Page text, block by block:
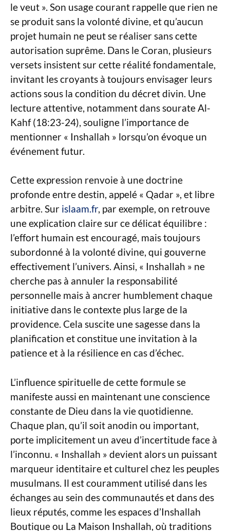
le veut ». Son usage courant rappelle que rien ne
se produit sans la volonté divine, et qu’aucun
projet humain ne peut se réaliser sans cette
autorisation suprême. Dans le Coran, plusieurs
versets insistent sur cette réalité fondamentale,
invitant les croyants à toujours envisager leurs
actions sous la condition du décret divin. Une
lecture attentive, notamment dans sourate Al-
Kahf (18:23-24), souligne l’importance de
mentionner « Inshallah » lorsqu’on évoque un
événement futur.
Cette expression renvoie à une doctrine
profonde entre destin, appelé « Qadar », et libre
arbitre. Sur islaam.fr, par exemple, on retrouve
une explication claire sur ce délicat équilibre :
l’effort humain est encouragé, mais toujours
subordonné à la volonté divine, qui gouverne
effectivement l’univers. Ainsi, « Inshallah » ne
cherche pas à annuler la responsabilité
personnelle mais à ancrer humblement chaque
initiative dans le contexte plus large de la
providence. Cela suscite une sagesse dans la
planification et constitue une invitation à la
patience et à la résilience en cas d’échec.
L’influence spirituelle de cette formule se
manifeste aussi en maintenant une conscience
constante de Dieu dans la vie quotidienne.
Chaque plan, qu’il soit anodin ou important,
porte implicitement un aveu d’incertitude face à
l’inconnu. « Inshallah » devient alors un puissant
marqueur identitaire et culturel chez les peuples
musulmans. Il est couramment utilisé dans les
échanges au sein des communautés et dans des
lieux réputés, comme les espaces d’Inshallah
Boutique ou La Maison Inshallah, où traditions